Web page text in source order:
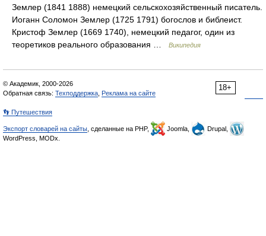
Землер (1841 1888) немецкий сельскохозяйственный писатель.
Иоганн Соломон Землер (1725 1791) богослов и библеист.
Кристоф Землер (1669 1740), немецкий педагог, один из
теоретиков реального образования …
Википедия
18+
© Академик, 2000-2026
Обратная связь: Техподдержка Реклама на сайте
👣 Путешествия
Экспорт словарей на сайты , сделанные на PHP, Joomla,
Drupal,
WordPress, MODx.